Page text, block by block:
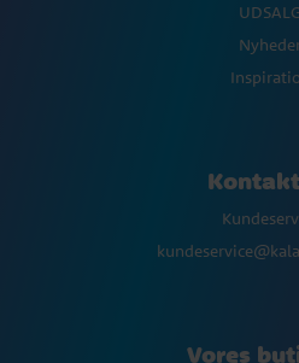
UDSALG
Vores